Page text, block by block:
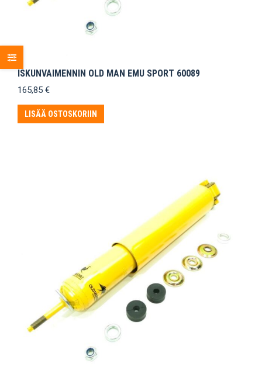
ISKUNVAIMENNIN OLD MAN EMU SPORT 60089
165,85 €
LISÄÄ OSTOSKORIIN